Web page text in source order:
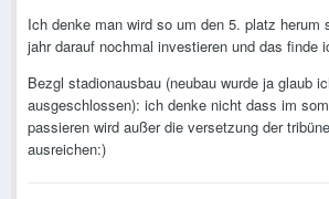
Ich denke man wird so um den 5. platz herum
jahr darauf nochmal investieren und das finde
Bezgl stadionausbau (neubau wurde ja glaub
ausgeschlossen): ich denke nicht dass im
passieren wird außer die versetzung der
ausreichen:)